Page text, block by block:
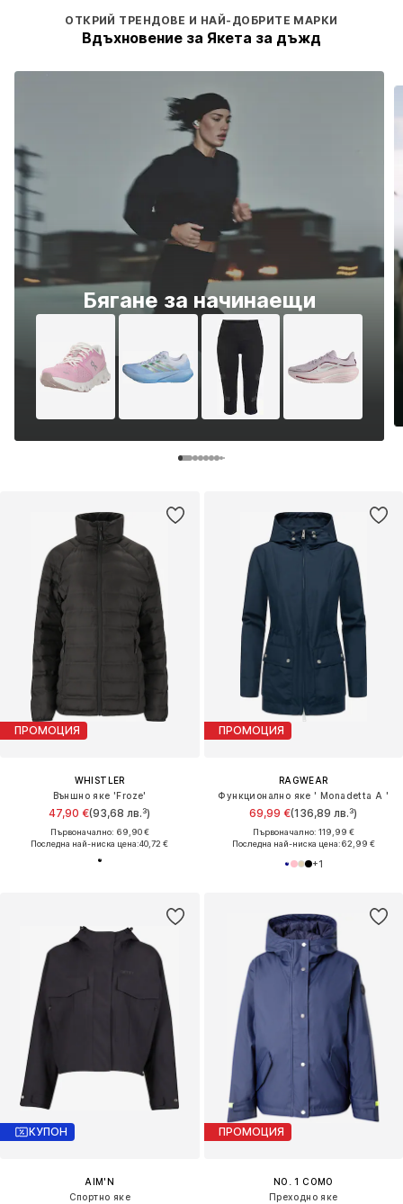
ПРОМОЦИЯ
WHISTLER
Външно яке 'Froze'
47,90 €(93,68 лв.³)
Първоначално: 69,90 €
Последна най-ниска цена:40,72 €
ПРОМОЦИЯ
RAGWEAR
Функционално яке ' Monadetta A '
69,99 €(136,89 лв.³)
Първоначално: 119,99 €
Последна най-ниска цена:62,99 €
+1
ОТКРИЙ ТРЕНДОВЕ И НАЙ-ДОБРИТЕ МАРКИ
Вдъхновение за Якета за дъжд
Бягане за начинаещи
КУПОН
AIM'N
Спортно яке
ПРОМОЦИЯ
NO. 1 COMO
Преходно яке